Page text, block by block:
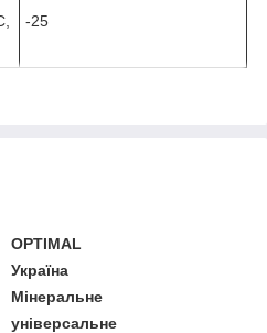
-25
OPTIMAL
Україна
Мінеральне
універсальне